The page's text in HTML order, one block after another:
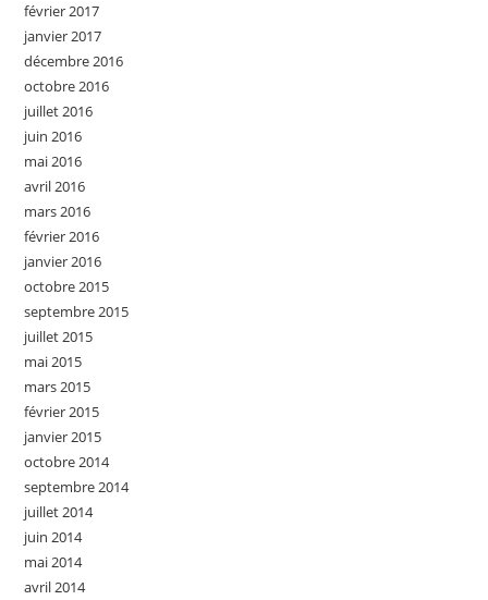
février 2017
janvier 2017
décembre 2016
octobre 2016
juillet 2016
juin 2016
mai 2016
avril 2016
mars 2016
février 2016
janvier 2016
octobre 2015
septembre 2015
juillet 2015
mai 2015
mars 2015
février 2015
janvier 2015
octobre 2014
septembre 2014
juillet 2014
juin 2014
mai 2014
avril 2014